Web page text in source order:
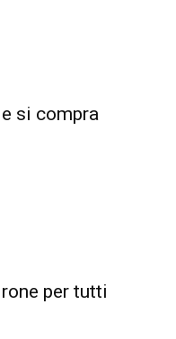
si compra
per tutti